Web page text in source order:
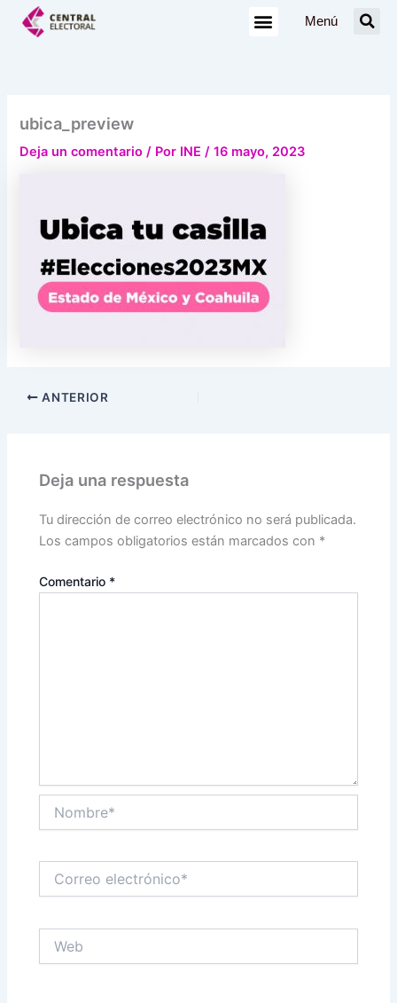
Menú
ubica_preview
Deja un comentario / Por INE/16 mayo, 2023
ANTERIOR
Deja una respuesta
Tu dirección de correo electrónico no será publicada.
Los campos obligatorios están marcados con *
Comentario *
electrónico*